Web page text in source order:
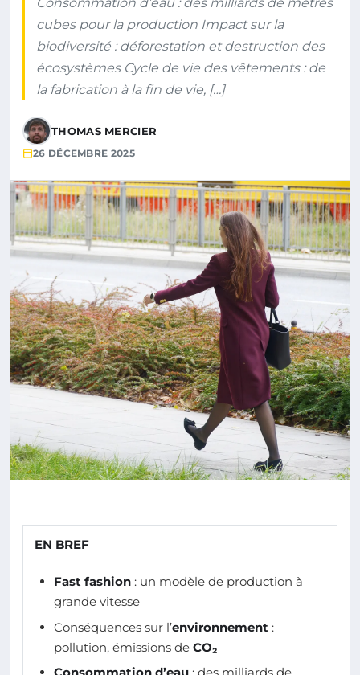
cubes pour la production Impact sur la
biodiversité : déforestation et destruction des
écosystèmes Cycle de vie des vêtements : de
la fabrication à la fin de vie, […]
THOMAS MERCIER
26 DÉCEMBRE 2025
EN BREF
Fast fashion : un modèle de production à
grande vitesse
Conséquences sur l’environnement :
pollution, émissions de CO₂